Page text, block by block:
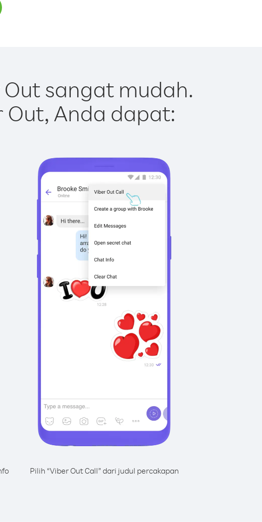
sangat mudah.
Anda dapat:
Pilih “Viber Out Call” dari judul percakapan